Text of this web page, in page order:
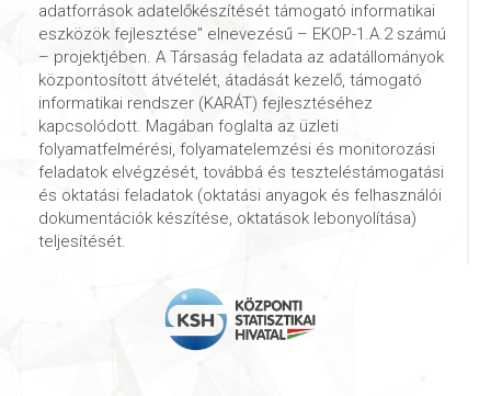
adatforrások adatelőkészítését támogató informatikai
eszközök fejlesztése" elnevezésű – EKOP-1.A.2 számú
– projektjében. A Társaság feladata az adatállományok
központosított átvételét, átadását kezelő, támogató
informatikai rendszer (KARÁT) fejlesztéséhez
kapcsolódott. Magában foglalta az üzleti
folyamatfelmérési, folyamatelemzési és monitorozási
feladatok elvégzését, továbbá és teszteléstámogatási
és oktatási feladatok (oktatási anyagok és felhasználói
dokumentációk készítése, oktatások lebonyolítása)
teljesítését.